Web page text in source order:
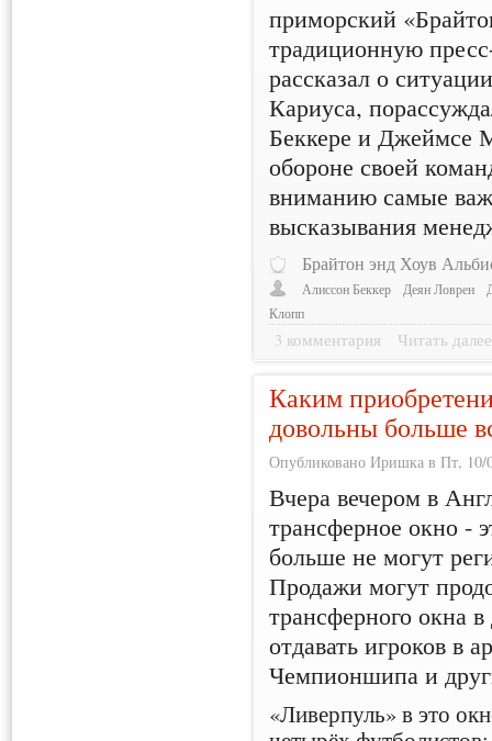
приморский
традиционную
рассказал о
Кариуса,
Беккере и Джеймсе
обороне своей
вниманию самые
высказывания
Брайтон энд Хоув
Алиссон Беккер Деян Ловрен
Клопп
3 комментария Читать далее
Каким
довольны больше
Опубликовано Иришка в Пт, 10/
Вчера вечером в
трансферное окно -
больше не могут
Продажи могут
трансферного окна
отдавать игроков в
Чемпионшипа и
«Ливерпуль» в это